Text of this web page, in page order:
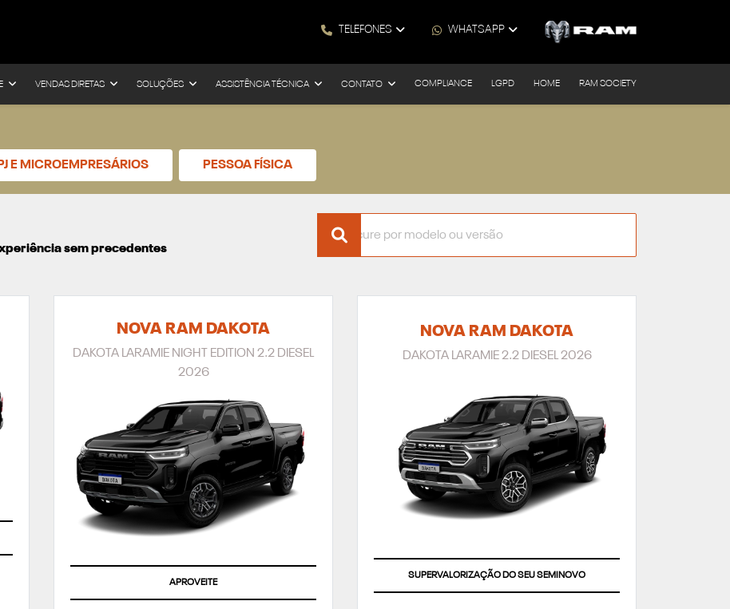
TELEFONES WHATSAPP
VENDAS DIRETAS SOLUÇÕES ASSISTÊNCIA TÉCNICA CONTATO COMPLIANCE LGPD HOME RAM SOCIETY
E MICROEMPRESÁRIOS PESSOA FÍSICA
sem precedentes
NOVA RAM DAKOTA
DAKOTA LARAMIE NIGHT EDITION 2.2 DIESEL
2026
APROVEITE
NOVA RAM DAKOTA
DAKOTA LARAMIE 2.2 DIESEL 2026
TAXA ZERO